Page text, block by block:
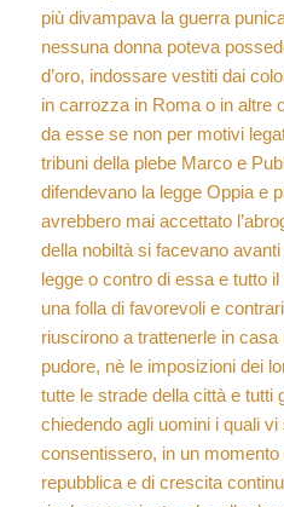
più divampava la guerra
nessuna donna poteva
d’oro, indossare vestiti dai
in carrozza in Roma o in altre
da esse se non per motivi
tribuni della plebe Marco e
difendevano la legge Oppia e
avrebbero mai accettato
della nobiltà si facevano
legge o contro di essa e tutto
una folla di favorevoli e
riuscirono a trattenerle in casa
pudore, nè le imposizioni dei
tutte le strade della città e tutti
chiedendo agli uomini i quali
consentissero, in un
repubblica e di crescita